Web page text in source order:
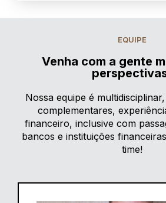
EQUIPE
Venha com a gente
Nossa equipe é
complementares,
financeiro, inclusive com
bancos e instituições
time!